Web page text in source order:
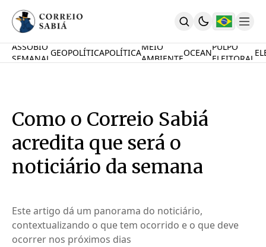
Comunidade
Contrate
Quem Somos
English
Inovações
Calcule A Poupança
PARTICIPE
ASSOBIO
SEMANAL
GEOPOLÍTICAPOLÍTICA
MEIO
AMBIENTE
OCEAN
PULPO
ELEITORAL
Como o Correio Sabiá
acredita que será o
noticiário da semana
Este artigo dá um panorama do noticiário,
contextualizando o que tem ocorrido e o que deve
ocorrer nos próximos dias